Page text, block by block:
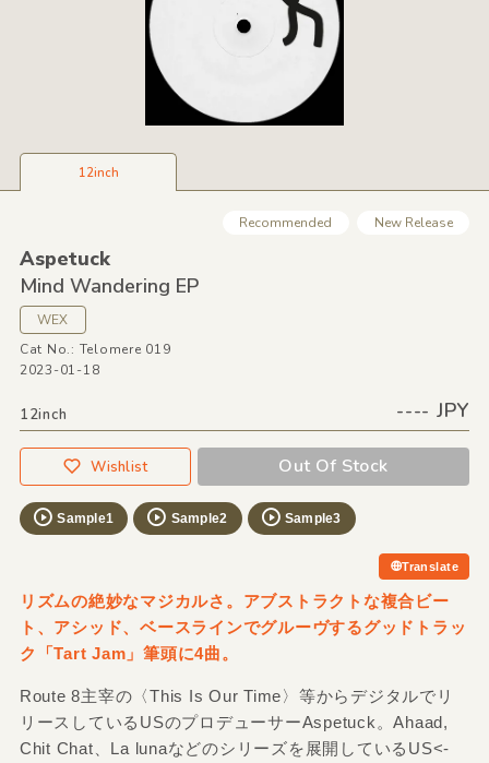
12inch
Recommended New Release
Aspetuck
Mind Wandering EP
WEX
Cat No.: Telomere 019
2023-01-18
12inch ---- JPY
Wishlist Out Of Stock
Sample1 Sample2 Sample3
Translate
リズムの絶妙なマジカルさ。アブストラクトな複合ビー
ト、アシッド、ベースラインでグルーヴするグッドトラッ
ク「Tart Jam」筆頭に4曲。
Route 8主宰の〈This Is Our Time〉等からデジタルでリ
リースしているUSのプロデューサーAspetuck。Ahaad,
Chit Chat、La lunaなどのシリーズを展開しているUS<-